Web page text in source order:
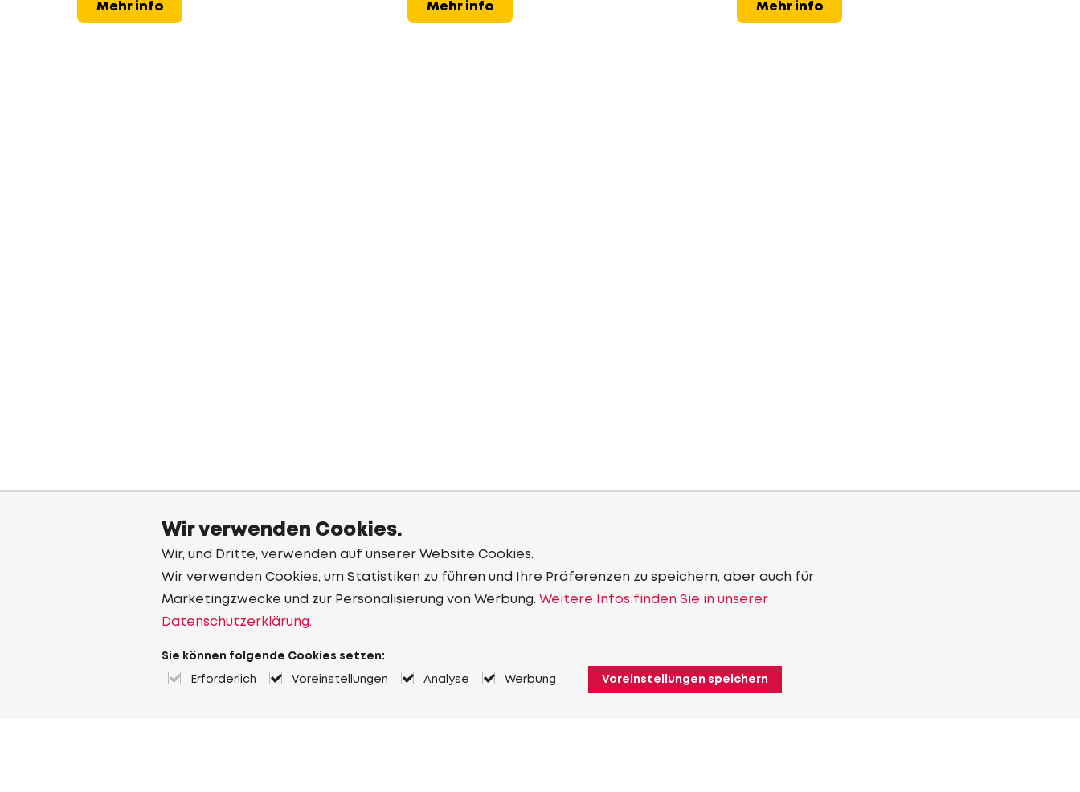
Mehr info Mehr info Mehr info
Wir verwenden Cookies.
Wir, und Dritte, verwenden auf unserer Website Cookies.
Wir verwenden Cookies, um Statistiken zu führen und Ihre Präferenzen zu speichern, aber auch für
Marketingzwecke und zur Personalisierung von Werbung. Weitere Infos finden Sie in unserer
Datenschutzerklärung.
Sie können folgende Cookies setzen:
Erforderlich Voreinstellungen Analyse Werbung Voreinstellungen speichern